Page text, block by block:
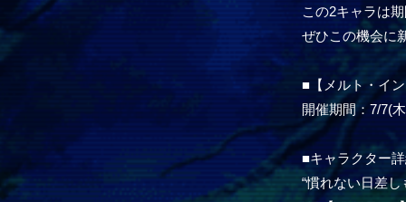
この2キャラは
ぜひこの機会に
■【メルト・イ
開催期間：7/7(
■キャラクター
“慣れない日差